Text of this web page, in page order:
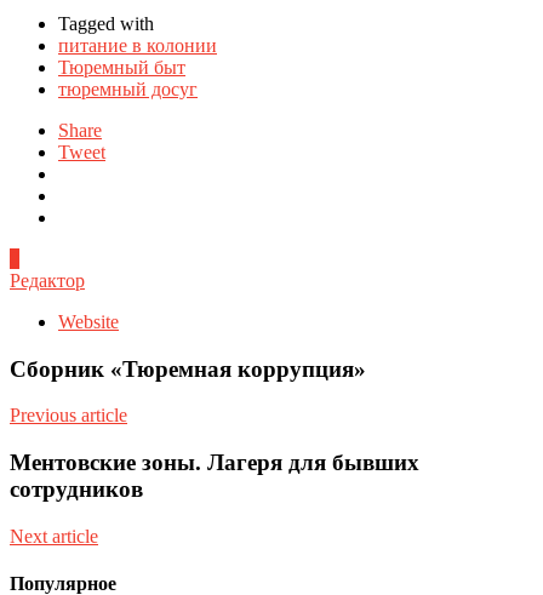
Tagged with
питание в колонии
Тюремный быт
тюремный досуг
Share
Tweet
Редактор
Website
Сборник «Тюремная коррупция»
Previous article
Ментовские зоны. Лагеря для бывших
сотрудников
Next article
Популярное